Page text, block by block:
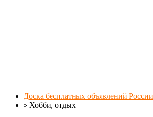
Доска бесплатных объявлений России
» Хобби, отдых